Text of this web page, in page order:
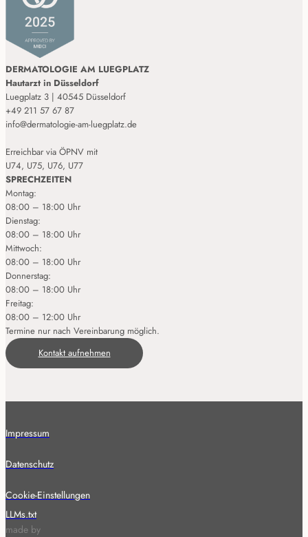
DERMATOLOGIE AM LUEGPLATZ
Hautarzt in Düsseldorf
Luegplatz 3 | 40545 Düsseldorf
+49 211 57 67 87
info@dermatologie-am-luegplatz.de
Erreichbar via ÖPNV mit
U74, U75, U76, U77
SPRECHZEITEN
Montag:
08:00 – 18:00 Uhr
Dienstag:
08:00 – 18:00 Uhr
Mittwoch:
08:00 – 18:00 Uhr
Donnerstag:
08:00 – 18:00 Uhr
Freitag:
08:00 – 12:00 Uhr
Termine nur nach Vereinbarung möglich.
Kontakt aufnehmen
Impressum
Datenschutz
Cookie-Einstellungen
LLMs.txt
made by